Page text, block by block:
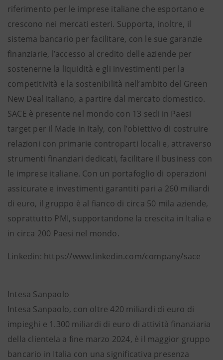
riferimento per le imprese italiane che esportano e
crescono nei mercati esteri. Supporta, inoltre, il
sistema bancario per facilitare, con le sue garanzie
finanziarie, l’accesso al credito delle aziende per
sostenerne la liquidità e gli investimenti per la
competitività e la sostenibilità nell’ambito del Green
New Deal italiano, a partire dal mercato domestico.
SACE è presente nel mondo con 13 sedi in Paesi
target per il Made in Italy, con l’obiettivo di costruire
relazioni con primarie controparti locali e, attraverso
strumenti finanziari dedicati, facilitare il business con
le imprese italiane. Con un portafoglio di operazioni
assicurate e investimenti garantiti pari a 260 miliardi
di euro, il gruppo è al fianco di circa 50 mila aziende,
soprattutto PMI, supportandone la crescita in Italia e
in circa 200 Paesi nel mondo.
Linkedin: https://www.linkedin.com/company/sace
Intesa Sanpaolo
Intesa Sanpaolo, con oltre 420 miliardi di euro di
impieghi e 1.300 miliardi di euro di attività finanziaria
della clientela a fine marzo 2024, è il maggior gruppo
bancario in Italia con una significativa presenza